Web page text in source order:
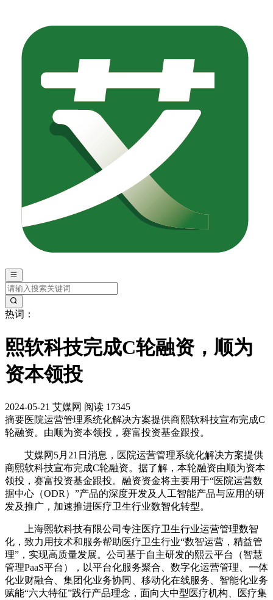
热词：
熙软科技完成C轮融资，顺为
资本领投
2024-05-21 艾媒网 阅读 17345
摘要医院运营管理系统化解决方案提供商熙软科技宣布完成C
轮融资。由顺为资本领投，赛富投资基金跟投。
艾媒网5月21日消息，医院运营管理系统化解决方案提供
商熙软科技宣布完成C轮融资。据了解，本轮融资由顺为资本
领投，赛富投资基金跟投。融资资金将主要用于“医院运营数
据中心（ODR）”产品的深度开发及人工智能产品与应用的研
发及推广，加速推进医疗卫生行业数智化转型。
上海熙软科技有限公司专注医疗卫生行业运营管理数智
化，致力用技术和服务帮助医疗卫生行业“数智运营，精益管
理”，实现高质量发展。公司基于自主研发的熙云平台（智慧
管理PaaS平台），以平台化服务聚合、数字化运营管理、一体
化业财融合、集团化业务协同、移动化在线服务、智能化业务
赋能“六大特征”践行产品理念，面向大中型医疗机构、医疗集